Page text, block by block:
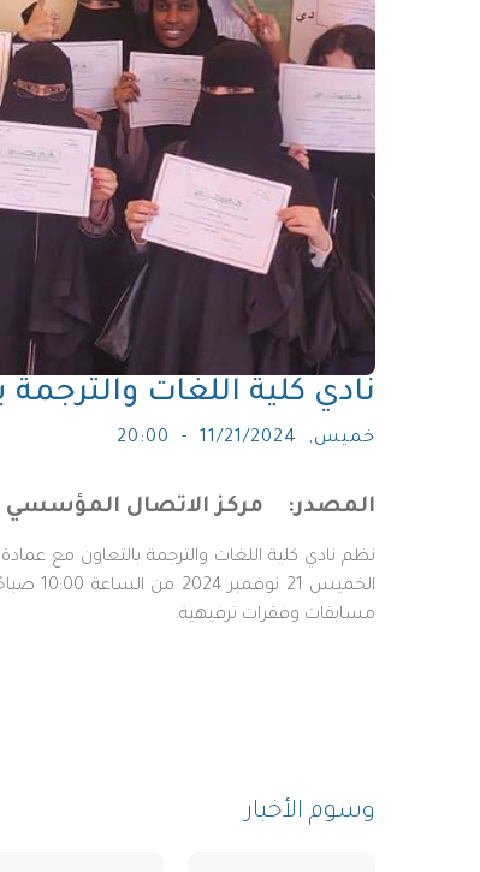
نادي كلية اللغات
خميس, 11/21/2024 - 20:00
المصدر مركز الاتصال
نظم نادي كلية اللغات والترجمة بالتعاون مع
مسابقات وفقرات ترفيهية.
وسوم الأخبار